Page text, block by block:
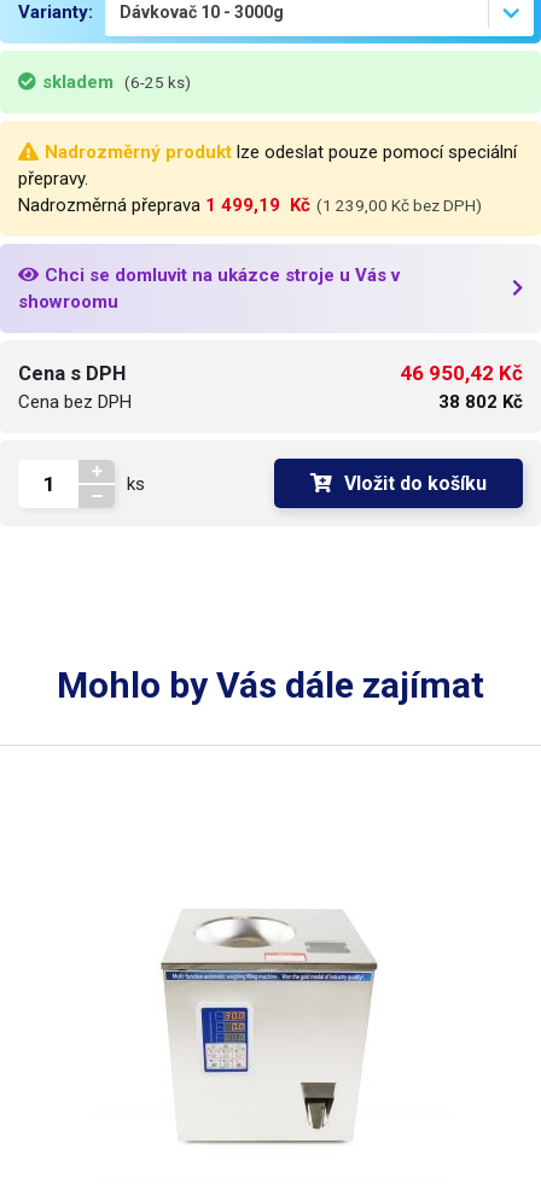
Varianty:
skladem (6-25 ks)
Nadrozměrný produkt lze odeslat pouze pomocí speciální
přepravy.
Nadrozměrná přeprava 1 499,19  Kč (1 239,00 Kč bez DPH)
Chci se domluvit na ukázce stroje u Vás v
showroomu
Cena s DPH
Cena bez DPH
46 950,42 Kč
38 802 Kč
ks Vložit do košíku
Mohlo by Vás dále zajímat